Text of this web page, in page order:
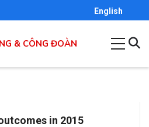
English
& CÔNG ĐOÀN
in 2015